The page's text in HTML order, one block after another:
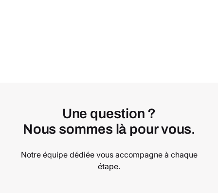
Une question ?
Nous sommes là pour vous.
Notre équipe dédiée vous accompagne à chaque
étape.